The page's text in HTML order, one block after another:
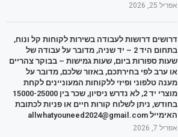
אפריל 25, 2026
דרושים דרושות לעבודה בשירות לקוחות קל ונוח,
בתחום היד 2 – יד שניה, מדובר על עבודה של
שעות ספורות ביום, שעות גמישות – בבוקר צהריים
או ערב לפי בחירתכם, באזור שלכם, מדובר על
מענה טלפוני ופיזי ללקוחות המעוניינים לקחת
מוצרי יד 2, לא נדרש ניסיון, שכר בין 15000-25000
בחודש, ניתן לשלוח קורות חיים או פניות לכתובת
האימייל allwhatyouneed2024@gmail.com
אפריל 7, 2026